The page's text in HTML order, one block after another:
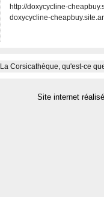
http://doxycycline-
doxycycline-
La Corsicathèque, qu'est-ce
Site internet